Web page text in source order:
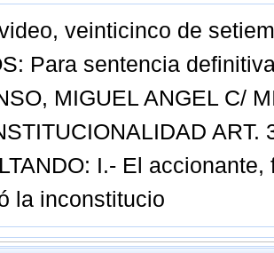
veinticinco de
Para sentencia
MIGUEL ANGEL C/
I.- El
la inconstitucio